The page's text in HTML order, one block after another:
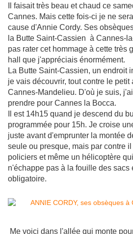
Il faisait très beau et chaud ce
Cannes. Mais cette fois-ci je ne
cause d'Annie Cordy. Ses
la Butte Saint-Cassien à Cannes-
pas rater cet hommage à cette très
hall que j'appréciais énormément.
La Butte Saint-Cassien, un endroit
je vais découvrir, tout contre le petit
Cannes-Mandelieu. D'où je suis,
prendre pour Cannes la Bocca.
Il est 14h15 quand je descend du
programmée pour 15h. Je croise
juste avant d'emprunter la montée
seule ou presque, mais par contre
policiers et même un hélicoptère
n'échappe pas à la fouille des sacs
obligatoire.
Me voici dans l'allée qui monte